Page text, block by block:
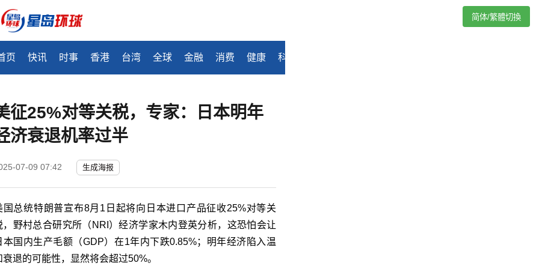
页 快讯 时事 香港 台湾 全球 金融 消费 健康 科技
简体/繁體切換
征25%对等关税，专家：日本明年
济衰退机率过半
07-09 07:42 生成海报
国总统特朗普宣布8月1日起将向日本进口产品征收25%对等关
，野村总合研究所（NRI）经济学家木内登英分析，这恐怕会让
本国内生产毛额（GDP）在1年内下跌0.85%；明年经济陷入温
衰退的可能性，显然将会超过50%。